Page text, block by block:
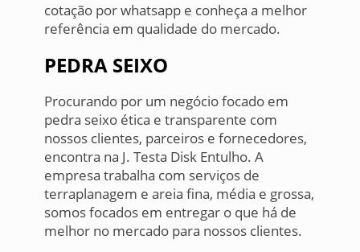
cotação por whatsapp e conheça a melhor
referência em qualidade do mercado.
PEDRA SEIXO
Procurando por um negócio focado em
pedra seixo ética e transparente com
nossos clientes, parceiros e fornecedores,
encontra na J. Testa Disk Entulho. A
empresa trabalha com serviços de
terraplanagem e areia fina, média e grossa,
somos focados em entregar o que há de
melhor no mercado para nossos clientes.